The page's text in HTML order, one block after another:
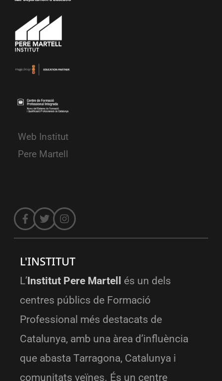
Web Institut
Pere Martell
L'INSTITUT
L’Institut Pere Martell
és un dels
centres públics de Formació
Professional més destacats de
Catalunya, amb una àrea d’influència
que abasta Tarragona, Catalunya i
comunitats veïnes. És un centre